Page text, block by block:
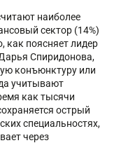
наиболее
сектор (14%)
как поясняет лидер
Спиридонова,
конъюнктуру или
учитывают
как тысячи
острый
специальностях,
через